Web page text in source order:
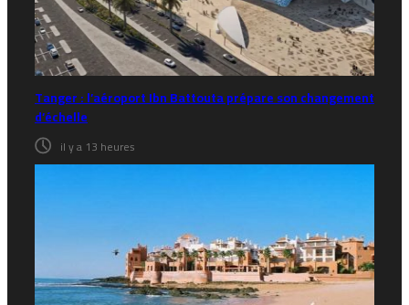
Tanger : l’aéroport Ibn Battouta prépare son changement
d’échelle
il y a 13 heures